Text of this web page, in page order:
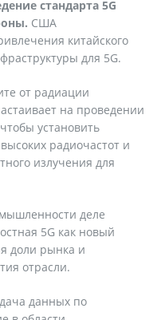
стандарта 5G
США
китайского
для 5G.
от радиации
на проведении
установить
радиочастот и
излучения для
деле
5G как новый
доли рынка и
отрасли.
данных по